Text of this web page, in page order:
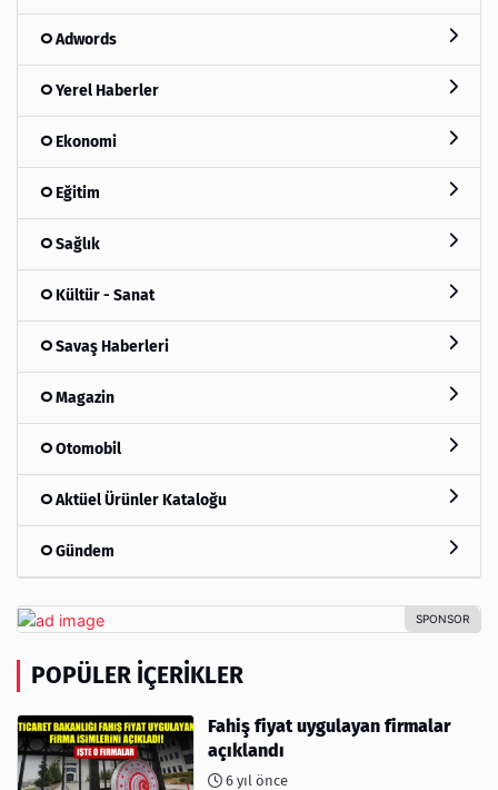
Adwords
Yerel Haberler
Ekonomi
Eğitim
Sağlık
Kültür - Sanat
Savaş Haberleri
Magazin
Otomobil
Aktüel Ürünler Kataloğu
Gündem
POPÜLER İÇERIKLER
Fahiş fiyat uygulayan firmalar
açıklandı
6 yıl önce